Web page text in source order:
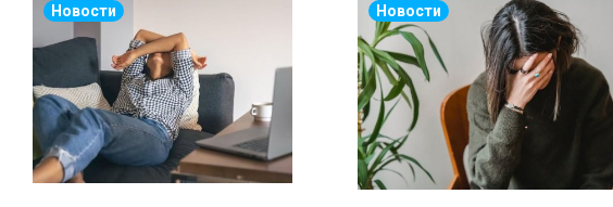
Новости Новости